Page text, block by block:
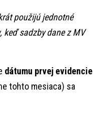
použijú jednotné
keď sadzby dane z MV
dátumu prvej evidencie
tohto mesiaca) sa